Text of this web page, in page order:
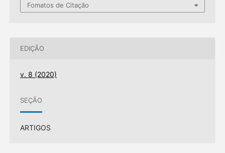
Fomatos de Citação
EDIÇÃO
v. 8 (2020)
SEÇÃO
ARTIGOS